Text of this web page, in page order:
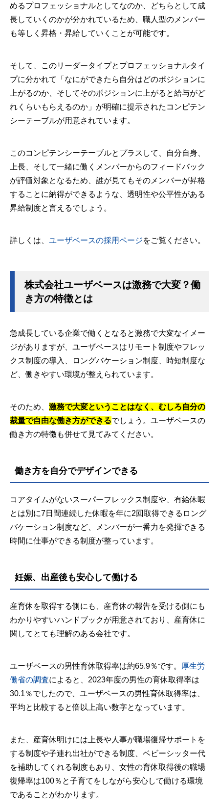
めるプロフェッショナルとしてなのか、どちらとして成
長していくのかが分かれているため、職人型のメンバー
も等しく昇格・昇給していくことが可能です。
そして、このリーダータイプとプロフェッショナルタイ
プに分かれて「なにができたら自分はどのポジションに
上がるのか、そしてそのポジションに上がると給与がど
れくらいもらえるのか」が明確に提示されたコンピテン
シーテーブルが用意されています。
このコンピテンシーテーブルとプラスして、自分自身、
上長、そして一緒に働くメンバーからのフィードバック
が評価対象となるため、誰が見てもそのメンバーが昇格
することに納得ができるような、透明性や公平性がある
昇給制度と言えるでしょう。
詳しくは、 ユーザベースの採用ページをご覧ください。
株式会社ユーザベースは激務で大変？働
き方の特徴とは
急成長している企業で働くとなると激務で大変なイメー
ジがありますが、ユーザベースはリモート制度やフレッ
クス制度の導入、ロングバケーション制度、時短制度な
ど、働きやすい環境が整えられています。
そのため、 激務で大変ということはなく、むしろ自分の
裁量で自由な働き方ができるでしょう。ユーザベースの
働き方の特徴も併せて見てみてください。
働き方を自分でデザインできる
コアタイムがないスーパーフレックス制度や、有給休暇
とは別に7日間連続した休暇を年に2回取得できるロング
バケーション制度など、メンバーが一番力を発揮できる
時間に仕事ができる制度が整っています。
妊娠、出産後も安心して働ける
産育休を取得する側にも、産育休の報告を受ける側にも
わかりやすいハンドブックが用意されており、産育休に
関してとても理解のある会社です。
ユーザベースの男性育休取得率は約65.9％です。
厚生労
働省の調査によると、2023年度の男性の育休取得率は
30.1％でしたので、ユーザベースの男性育休取得率は、
平均と比較すると倍以上高い数字となっています。
また、産育休明けには上長や人事が職場復帰サポートを
する制度や子連れ出社ができる制度、ベビーシッター代
を補助してくれる制度もあり、女性の育休取得後の職場
復帰率は100％と子育てをしながら安心して働ける環境
であることがわかります。